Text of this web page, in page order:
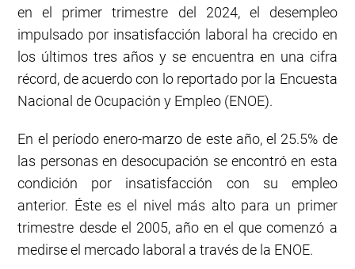
en el primer trimestre del 2024, el desempleo
impulsado por insatisfacción laboral ha crecido en
los últimos tres años y se encuentra en una cifra
récord, de acuerdo con lo reportado por la Encuesta
Nacional de Ocupación y Empleo (ENOE).
En el período enero-marzo de este año, el 25.5% de
las personas en desocupación se encontró en esta
condición por insatisfacción con su empleo
anterior. Éste es el nivel más alto para un primer
trimestre desde el 2005, año en el que comenzó a
medirse el mercado laboral a través de la ENOE.